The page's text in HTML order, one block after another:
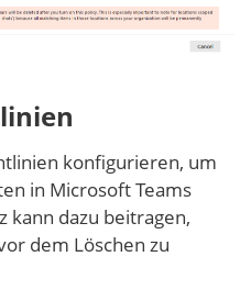
konfigurieren, um
in Microsoft Teams
kann dazu beitragen,
dem Löschen zu